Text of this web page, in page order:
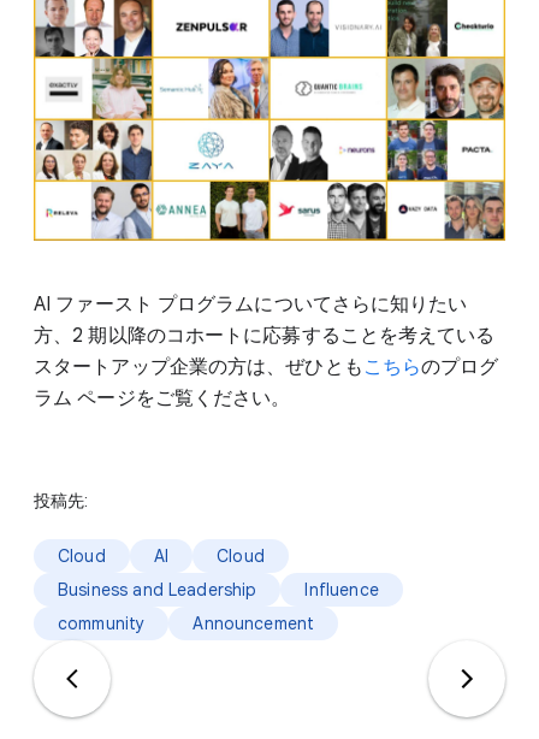
AI ファースト プログラムについてさらに知りたい
方、2 期以降のコホートに応募することを考えている
スタートアップ企業の方は、ぜひとも こちらのプログ
ラム ページをご覧ください。
投稿先:
Cloud AI
Cloud
Business and Leadership
Influence
community
Announcement